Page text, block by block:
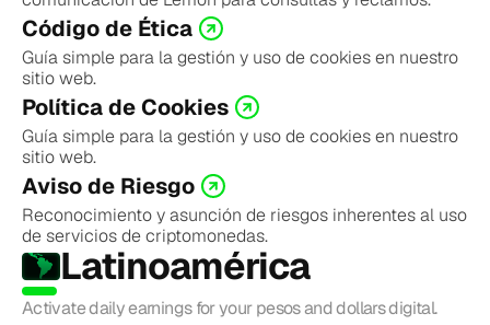
Código de Ética
Guía simple para la gestión y uso de cookies en nuestro
sitio web.
Política de Cookies
Guía simple para la gestión y uso de cookies en nuestro
sitio web.
Aviso de Riesgo
Reconocimiento y asunción de riesgos inherentes al uso
de servicios de criptomonedas.
Latinoamérica
Activate daily earnings for your pesos and dollars digital.